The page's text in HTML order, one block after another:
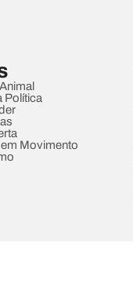
Política
Movimento